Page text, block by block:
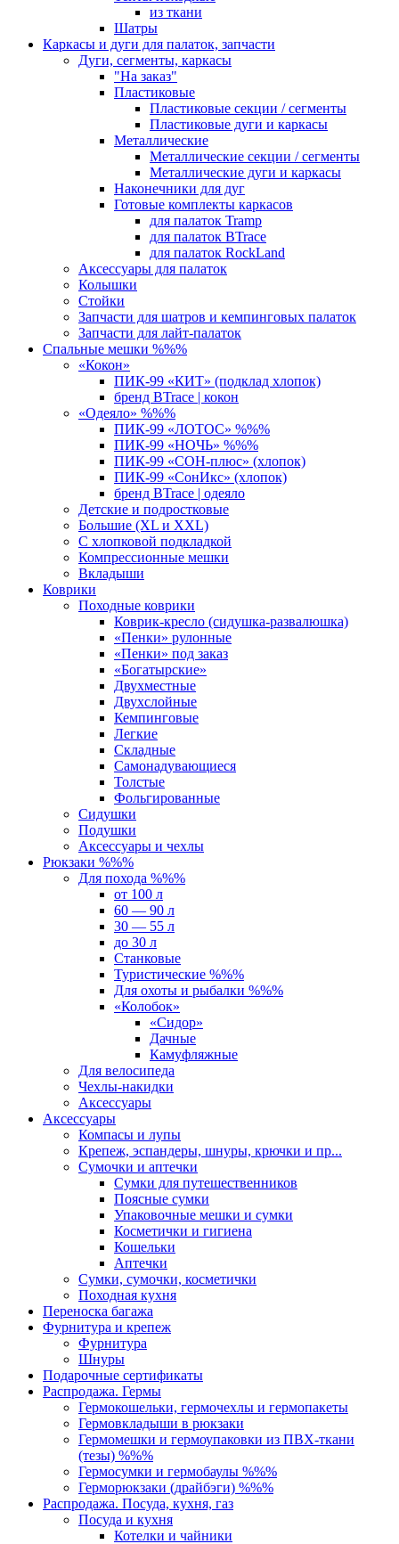
из ткани
Шатры
Каркасы и дуги для палаток, запчасти
Дуги, сегменты, каркасы
"На заказ"
Пластиковые
Пластиковые секции / сегменты
Пластиковые дуги и каркасы
Металлические
Металлические секции / сегменты
Металлические дуги и каркасы
Наконечники для дуг
Готовые комплекты каркасов
для палаток Tramp
для палаток BTrace
для палаток RockLand
Аксессуары для палаток
Колышки
Стойки
Запчасти для шатров и кемпинговых палаток
Запчасти для лайт-палаток
Спальные мешки %%%
«Кокон»
ПИК-99 «КИТ» (подклад хлопок)
бренд BTrace | кокон
«Одеяло» %%%
ПИК-99 «ЛОТОС» %%%
ПИК-99 «НОЧЬ» %%%
ПИК-99 «СОН-плюс» (хлопок)
ПИК-99 «СонИкс» (хлопок)
бренд BTrace | одеяло
Детские и подростковые
Большие (XL и XXL)
С хлопковой подкладкой
Компрессионные мешки
Вкладыши
Коврики
Походные коврики
Коврик-кресло (сидушка-развалюшка)
«Пенки» рулонные
«Пенки» под заказ
«Богатырские»
Двухместные
Двухслойные
Кемпинговые
Легкие
Складные
Самонадувающиеся
Толстые
Фольгированные
Сидушки
Подушки
Аксессуары и чехлы
Рюкзаки %%%
Для похода %%%
от 100 л
60 — 90 л
30 — 55 л
до 30 л
Станковые
Туристические %%%
Для охоты и рыбалки %%%
«Колобок»
«Сидор»
Дачные
Камуфляжные
Для велосипеда
Чехлы-накидки
Аксессуары
Аксессуары
Компасы и лупы
Крепеж, эспандеры, шнуры, крючки и пр...
Сумочки и аптечки
Сумки для путешественников
Поясные сумки
Упаковочные мешки и сумки
Косметички и гигиена
Кошельки
Аптечки
Сумки, сумочки, косметички
Походная кухня
Переноска багажа
Фурнитура и крепеж
Фурнитура
Шнуры
Подарочные сертификаты
Распродажа. Гермы
Гермокошельки, гермочехлы и гермопакеты
Гермовкладыши в рюкзаки
Гермомешки и гермоупаковки из ПВХ-ткани
(тезы) %%%
Гермосумки и гермобаулы %%%
Герморюкзаки (драйбэги) %%%
Распродажа. Посуда, кухня, газ
Посуда и кухня
Котелки и чайники